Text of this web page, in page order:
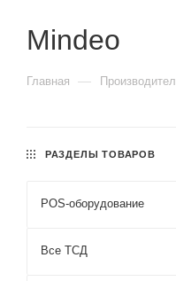
Mindeo
Главная —
РАЗДЕЛЫ ТОВАРОВ
POS-оборудование
Все ТСД